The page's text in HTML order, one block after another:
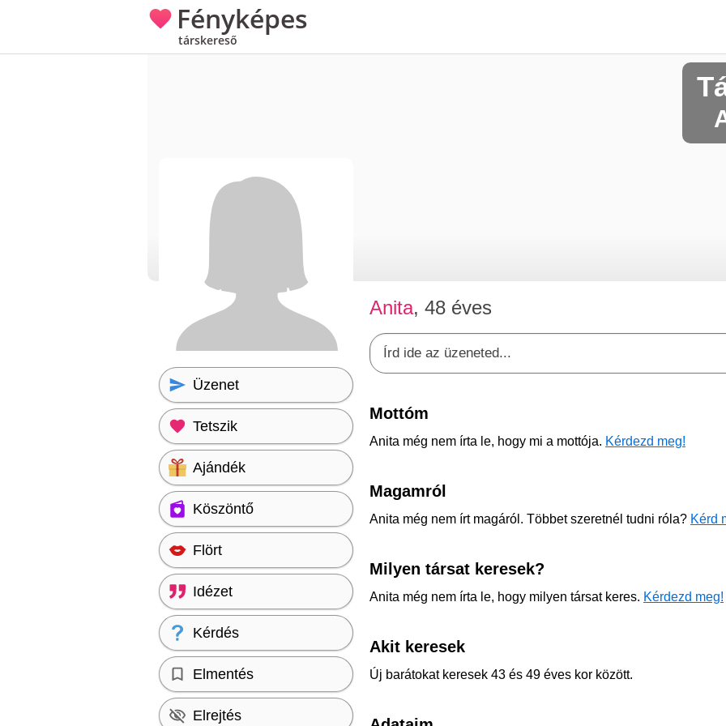
Fényképes
társkereső
Anita, 48 éves
Mottóm
Anita még nem írta le, hogy mi a mottója. Kérdezd meg!
Magamról
Anita még nem írt magáról. Többet szeretnél tudni róla? Kérd
Milyen társat keresek?
Anita még nem írta le, hogy milyen társat keres. Kérdezd meg!
Akit keresek
Új barátokat keresek 43 és 49 éves kor között.
Üzenet
Tetszik
Ajándék
Köszöntő
Flört
Idézet
Kérdés
Elmentés
Elrejtés